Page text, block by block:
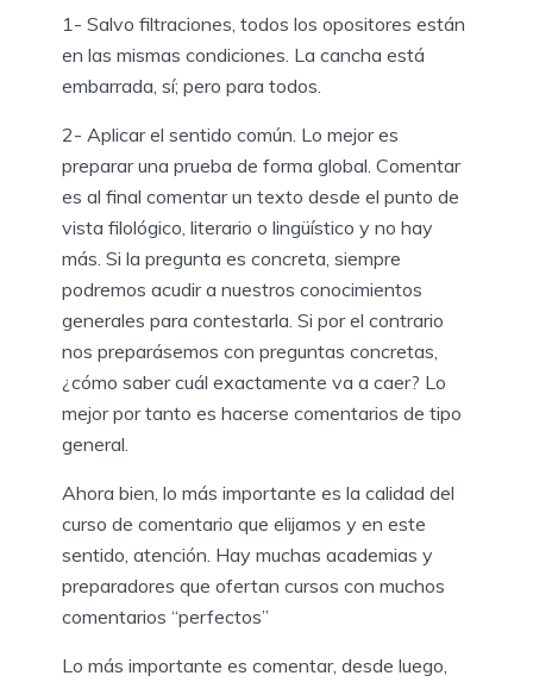
1- Salvo filtraciones, todos los opositores están
en las mismas condiciones. La cancha está
embarrada, sí; pero para todos.
2- Aplicar el sentido común. Lo mejor es
preparar una prueba de forma global. Comentar
es al final comentar un texto desde el punto de
vista filológico, literario o lingüístico y no hay
más. Si la pregunta es concreta, siempre
podremos acudir a nuestros conocimientos
generales para contestarla. Si por el contrario
nos preparásemos con preguntas concretas,
¿cómo saber cuál exactamente va a caer? Lo
mejor por tanto es hacerse comentarios de tipo
general.
Ahora bien, lo más importante es la calidad del
curso de comentario que elijamos y en este
sentido, atención. Hay muchas academias y
preparadores que ofertan cursos con muchos
comentarios “perfectos”
Lo más importante es comentar, desde luego,